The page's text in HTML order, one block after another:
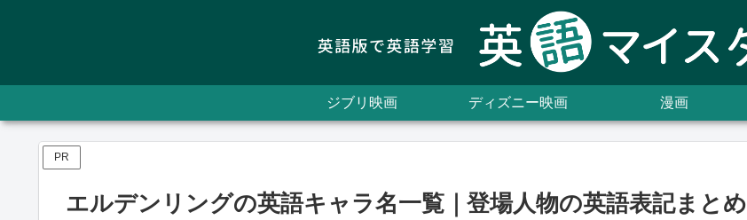
ジブリ映画 ディズニー映画 漫画
PR
エルデンリングの英語キャラ名一覧｜登場人物の英語表記まとめ